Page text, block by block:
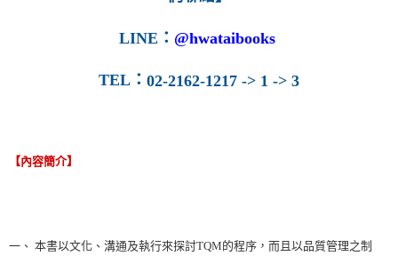
LINE ： @hwataibooks
TEL ： 02-2162-1217 -> 1 -> 3
【內容簡介】
一、 本書以文化、溝通及執行來探討TQM的程序，而且以品質管理之制